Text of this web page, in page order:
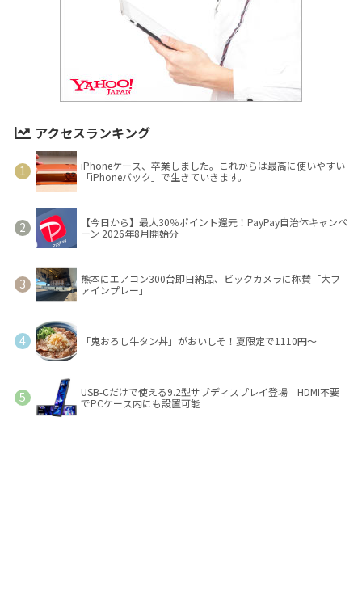
アクセスランキング
iPhoneケース、卒業しました。これからは最高に使いやすい
「iPhoneバック」で生きていきます。
【今日から】最大30％ポイント還元！PayPay自治体キャンペ
ーン 2026年8月開始分
熊本にエアコン300台即日納品、ビックカメラに称賛「大フ
ァインプレー」
「鬼おろし牛タン丼」がおいしそ！夏限定で1110円～
USB-Cだけで使える9.2型サブディスプレイ登場 HDMI不要
でPCケース内にも設置可能